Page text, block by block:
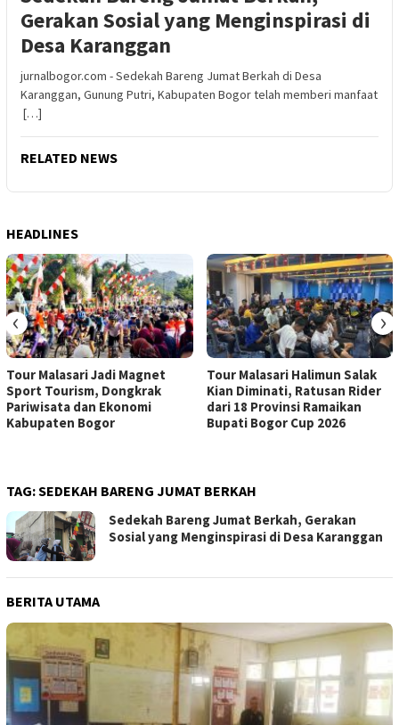
Gerakan Sosial yang Menginspirasi di
Desa Karanggan
jurnalbogor.com - Sedekah Bareng Jumat Berkah di Desa
Karanggan, Gunung Putri, Kabupaten Bogor telah memberi manfaat
[…]
RELATED NEWS
HEADLINES
Tour Malasari Jadi Magnet
Sport Tourism, Dongkrak
Pariwisata dan Ekonomi
Kabupaten Bogor
Tour Malasari Halimun Salak
Kian Diminati, Ratusan Rider
dari 18 Provinsi Ramaikan
Bupati Bogor Cup 2026
‹ ›
TAG:SEDEKAH BARENG JUMAT BERKAH
Sedekah Bareng Jumat Berkah, Gerakan
Sosial yang Menginspirasi di Desa Karanggan
BERITA UTAMA